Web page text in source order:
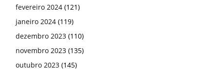
fevereiro 2024 (121)
janeiro 2024 (119)
dezembro 2023 (110)
novembro 2023 (135)
outubro 2023 (145)